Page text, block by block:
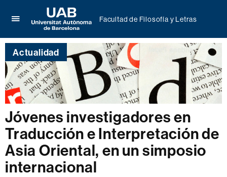
aquí
para
desplegar
el
menú
de
Facultad
de
Filosofía
y
Letras
Universitat
Autònoma
de
Barcelona
Facultad de Filosofía y Letras
Actualidad
Jóvenes investigadores en
Traducción e Interpretación de
Asia Oriental, en un simposio
internacional